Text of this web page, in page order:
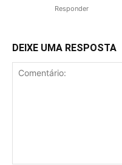
Responder
DEIXE UMA RESPOSTA